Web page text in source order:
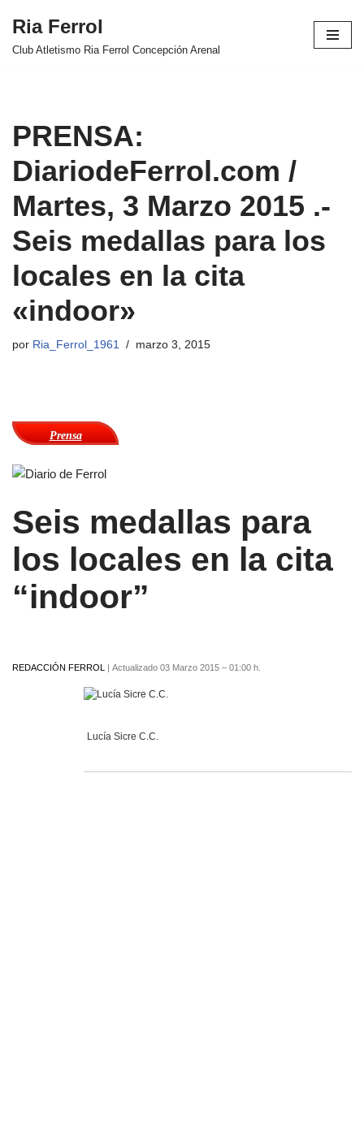
Saltar
Ria Ferrol
Club Atletismo Ria Ferrol Concepción Arenal
PRENSA:
DiariodeFerrol.com /
Martes, 3 Marzo 2015 .-
Seis medallas para los
locales en la cita
«indoor»
por Ria_Ferrol_1961 marzo 3, 2015
Prensa
Seis medallas para
los locales en la cita
“indoor”
REDACCIÓN FERROL | Actualizado 03 Marzo 2015 – 01:00 h.
Lucía Sicre C.C.